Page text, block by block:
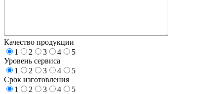
Качество продукции
1
2 3 4
5
Уровень сервиса
1
2 3 4
5
Срок изготовления
1
2 3 4
5